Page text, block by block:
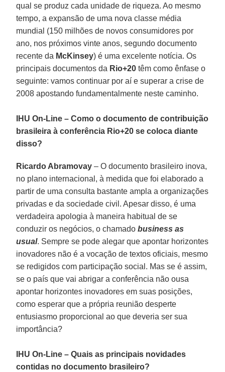
qual se produz cada unidade de riqueza. Ao mesmo
tempo, a expansão de uma nova classe média
mundial (150 milhões de novos consumidores por
ano, nos próximos vinte anos, segundo documento
recente da McKinsey) é uma excelente notícia. Os
principais documentos da Rio+20 têm como ênfase o
seguinte: vamos continuar por aí e superar a crise de
2008 apostando fundamentalmente neste caminho.
IHU On-Line – Como o documento de contribuição
brasileira à conferência Rio+20 se coloca diante
disso?
Ricardo Abramovay – O documento brasileiro inova,
no plano internacional, à medida que foi elaborado a
partir de uma consulta bastante ampla a organizações
privadas e da sociedade civil. Apesar disso, é uma
verdadeira apologia à maneira habitual de se
conduzir os negócios, o chamadobusiness as
usual. Sempre se pode alegar que apontar horizontes
inovadores não é a vocação de textos oficiais, mesmo
se redigidos com participação social. Mas se é assim,
se o país que vai abrigar a conferência não ousa
apontar horizontes inovadores em suas posições,
como esperar que a própria reunião desperte
entusiasmo proporcional ao que deveria ser sua
importância?
IHU On-Line – Quais as principais novidades
contidas no documento brasileiro?